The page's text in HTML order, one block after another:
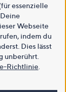
essenzielle
Webseite
indem du
Dies lässt
unberührt.
Richtlinie